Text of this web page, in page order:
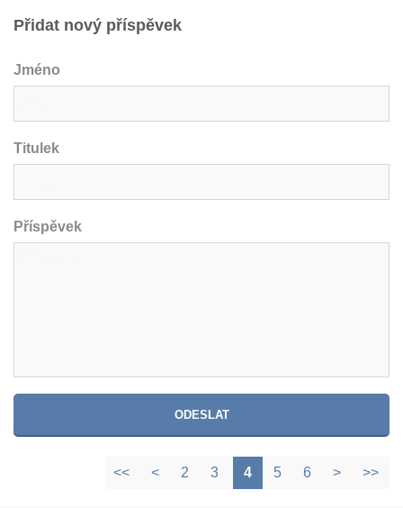
Přidat nový příspěvek
Jméno
Titulek
Příspěvek
<< < 2 3 4 5 6 > >>